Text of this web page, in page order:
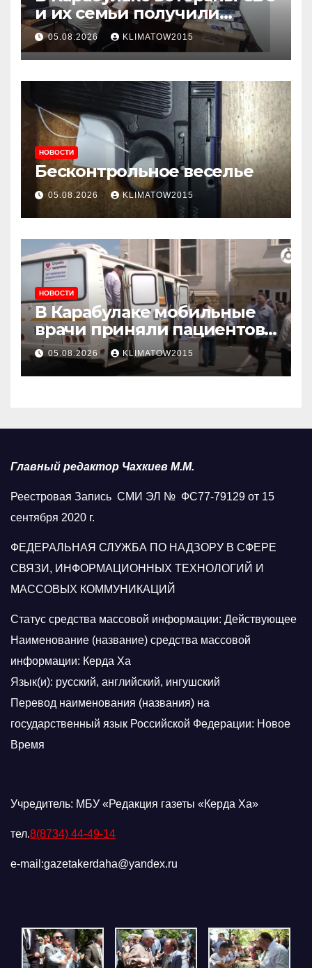
и их семьи получили
консультации в ходе
приема граждан
05.08.2026 KLIMATOW2015
НОВОСТИ
Бесконтрольное веселье
05.08.2026 KLIMATOW2015
НОВОСТИ
В Карабулаке мобильные
врачи приняли пациентов
у стен мечети
05.08.2026 KLIMATOW2015
Главный редактор Чахкиев М.М.
Реестровая Запись СМИ ЭЛ № ФС77-79129 от 15
сентября 2020 г.
ФЕДЕРАЛЬНАЯ СЛУЖБА ПО НАДЗОРУ В СФЕРЕ
СВЯЗИ, ИНФОРМАЦИОННЫХ ТЕХНОЛОГИЙ И
МАССОВЫХ КОММУНИКАЦИЙ
Статус средства массовой информации: Действующее
Наименование (название) средства массовой
информации: Керда Ха
Язык(и): русский, английский, ингушский
Перевод наименования (названия) на
государственный язык Российской Федерации: Новое
Время
Учредитель: МБУ «Редакция газеты «Керда Ха»
тел.8(8734) 44-49-14
e-mail:gazetakerdaha@yandex.ru